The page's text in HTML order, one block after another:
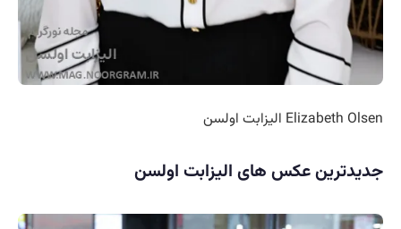
Elizabeth Olsen الیزابت اولسن
جدیدترین عکس های الیزابت اولسن